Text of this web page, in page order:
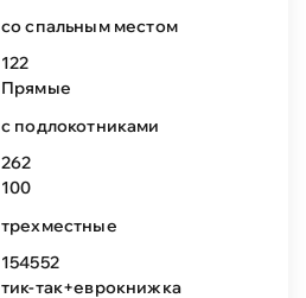
со спальным местом
122
Прямые
с подлокотниками
262
100
трехместные
154552
тик-так+еврокнижка